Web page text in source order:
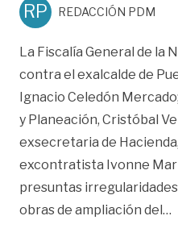
RP REDACCIÓN PDM
La Fiscalía General de la
contra el exalcalde de
Ignacio Celedón
y Planeación, Cristóbal
exsecretaria de
excontratista Ivonne
presuntas
obras de ampliación del…